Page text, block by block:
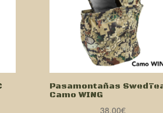
Pasamontañas
Camo WING
38,00€